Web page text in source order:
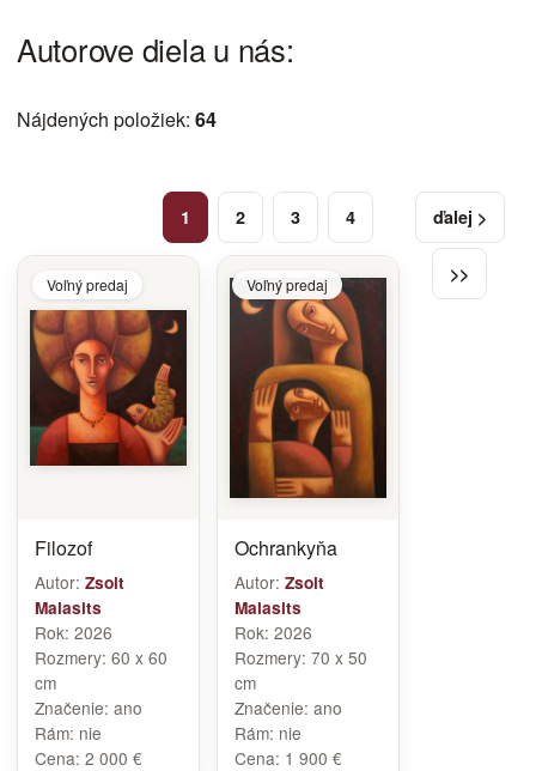
Autorove diela u nás:
Nájdených položiek: 64
ďalej >
>>
1 2 3 4
Voľný predaj
Filozof
Autor: Zsolt
Malasits
Rok: 2026
Rozmery: 60 x 60
cm
Značenie: ano
Rám: nie
Cena: 2 000 €
Voľný predaj
Ochrankyňa
Autor: Zsolt
Malasits
Rok: 2026
Rozmery: 70 x 50
cm
Značenie: ano
Rám: nie
Cena: 1 900 €